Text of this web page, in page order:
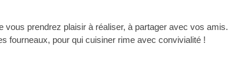
prendrez plaisir à réaliser, à partager avec vos amis.
fourneaux, pour qui cuisiner rime avec convivialité !